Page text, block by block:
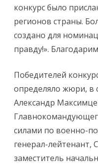
конкурс было
регионов страны.
создано для
правду!».
Победителей
определяло жюри, в
Александр
силами по военно-
генерал-лейтенант,
заместитель